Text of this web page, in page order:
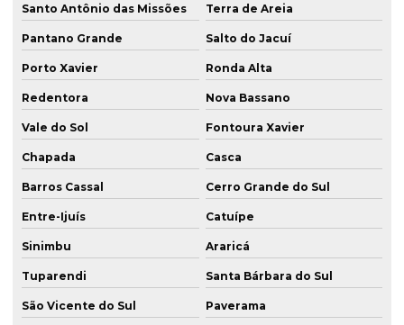
Sondagem rotativa em rocha
Sondagem de solo a percussão
Sondagem de solo porto alegre
Sondagem de terreno para construção
Tirantes em florianópolis
Tirantes em itapema
Tirantes em passo fundo
Tirantes em porto alegre
Tirantes em santa maria
Santo Antônio das Missões Terra de Areia
Pantano Grande Salto do Jacuí
Porto Xavier Ronda Alta
Redentora Nova Bassano
Vale do Sol Fontoura Xavier
Chapada Casca
Barros Cassal Cerro Grande do Sul
Entre-Ijuís Catuípe
Sinimbu Araricá
Tuparendi Santa Bárbara do Sul
São Vicente do Sul Paverama